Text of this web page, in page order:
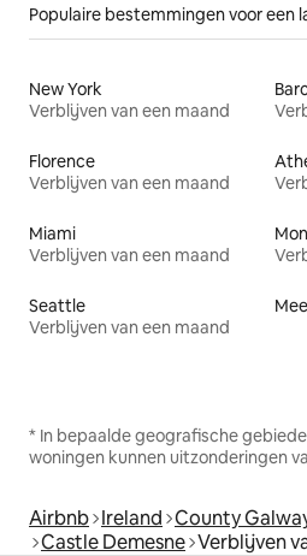
Populaire bestemmingen voor een
New York
Verblijven van een maand
Florence
Verblijven van een maand
Miami
Verblijven van een maand
Seattle
Verblijven van een maand
* In bepaalde geografische
woningen kunnen uitzonderingen
Airbnb Ireland County
Castle Demesne Verblijven